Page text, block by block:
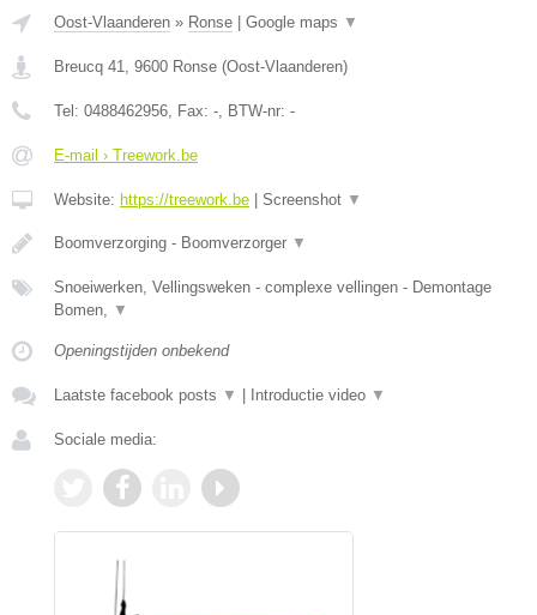
Oost-Vlaanderen » Ronse Google maps ▼
Breucq 41 9600 Ronse (Oost-Vlaanderen)
Tel: 0488462956 , Fax: - , BTW-nr: -
E-mail › Treework.be
Website: https://treework.be Screenshot ▼
Boomverzorging - Boomverzorger ▼
Snoeiwerken, Vellingsweken - complexe vellingen - Demontage
Bomen,
▼
Openingstijden onbekend
Laatste facebook posts ▼ Introductie video ▼
Sociale media: